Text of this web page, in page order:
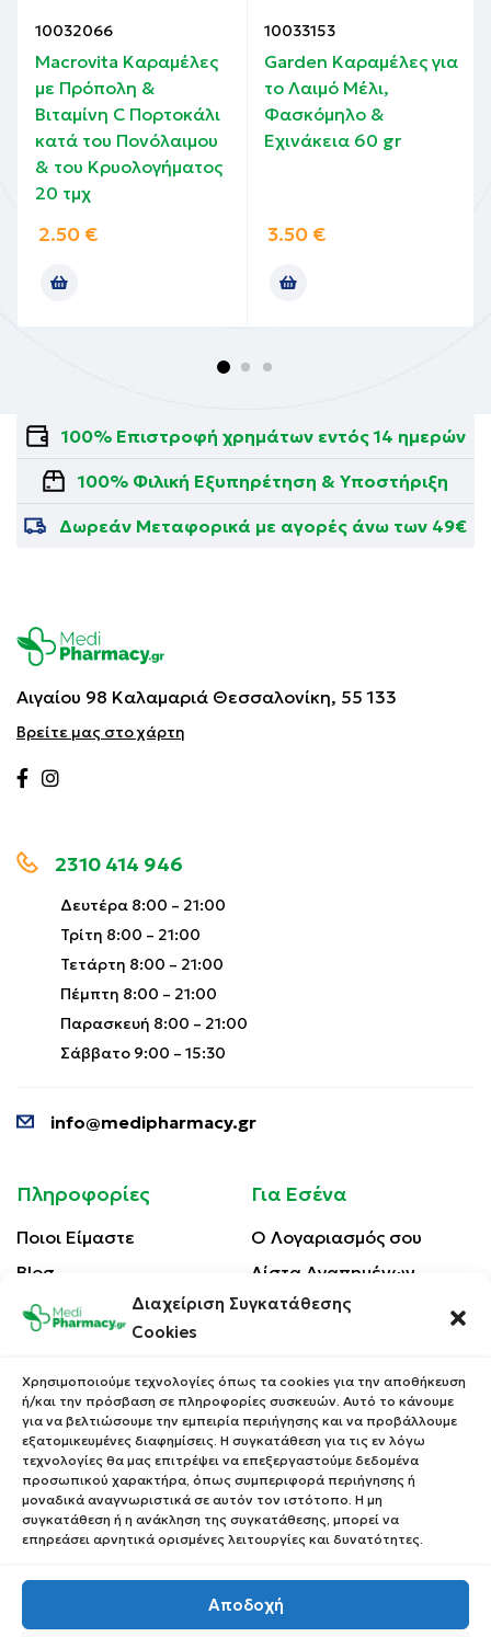
Διαχείριση Συγκατάθεσης
Cookies
Χρησιμοποιούμε τεχνολογίες όπως τα cookies για την αποθήκευση
ή/και την πρόσβαση σε πληροφορίες συσκευών. Αυτό το κάνουμε
για να βελτιώσουμε την εμπειρία περιήγησης και να προβάλλουμε
εξατομικευμένες διαφημίσεις. Η συγκατάθεση για τις εν λόγω
τεχνολογίες θα μας επιτρέψει να επεξεργαστούμε δεδομένα
προσωπικού χαρακτήρα, όπως συμπεριφορά περιήγησης ή
μοναδικά αναγνωριστικά σε αυτόν τον ιστότοπο. Η μη
συγκατάθεση ή η ανάκληση της συγκατάθεσης, μπορεί να
επηρεάσει αρνητικά ορισμένες λειτουργίες και δυνατότητες.
Αποδοχή
10032066
Macrovita Καραμέλες
με Πρόπολη &
Βιταμίνη C Πορτοκάλι
κατά του Πονόλαιμου
& του Κρυολογήματος
20 τμχ
2.50 €
10033153
Garden Καραμέλες για
το Λαιμό Μέλι,
Φασκόμηλο &
Εχινάκεια 60 gr
3.50 €
100% Επιστροφή χρημάτων εντός 14 ημερών
100% Φιλική Εξυπηρέτηση & Υποστήριξη
Δωρεάν Μεταφορικά με αγορές άνω των 49€
Αιγαίου 98 Καλαμαριά Θεσσαλονίκη, 55 133
Βρείτε μας στο χάρτη
2310 414 946
Δευτέρα 8:00 – 21:00
Τρίτη 8:00 – 21:00
Τετάρτη 8:00 – 21:00
Πέμπτη 8:00 – 21:00
Παρασκευή 8:00 – 21:00
Σάββατο 9:00 – 15:30
info@medipharmacy.gr
Πληροφορίες
Ποιοι Είμαστε
Blog
Επικοινωνία
Πολιτική Απορρήτου
Τρόποι Αποστολής
Τρόποι Πληρωμής
Επιστροφές Προϊόντων
Για Εσένα
Ο Λογαριασμός σου
Λίστα Αγαπημένων
Οι Παραγγελίες σου
Κέρδισε Κουπόνι
Έκπτωσης